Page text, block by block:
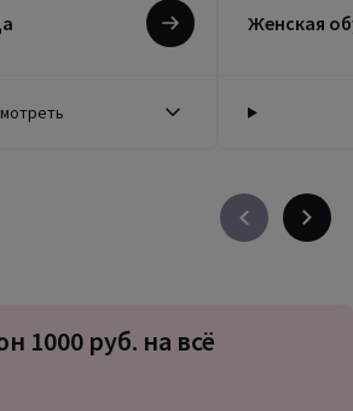
Женская
Précédent
Подписка
на
1000 руб. на всё